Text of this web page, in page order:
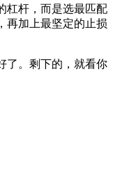
杠杆，而是选最匹配
再加上最坚定的止损
了。剩下的，就看你